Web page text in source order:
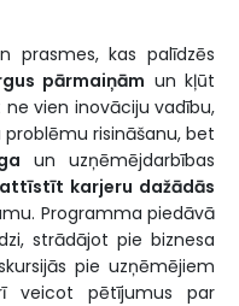
prasmes, kas palīdzēs
pārmaiņām un kļūt
vien inovāciju vadību,
risināšanu, bet
un uzņēmējdarbības
attīstīt karjeru dažādās
Programma piedāvā
strādājot pie biznesa
pie uzņēmējiem
veicot pētījumus par